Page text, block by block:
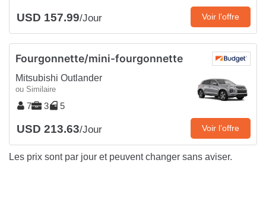
USD 157.99/Jour Voir l’offre
Fourgonnette/mini-fourgonnette
Mitsubishi Outlander
ou Similaire
7 3 5
USD 213.63/Jour Voir l’offre
Les prix sont par jour et peuvent changer sans aviser.